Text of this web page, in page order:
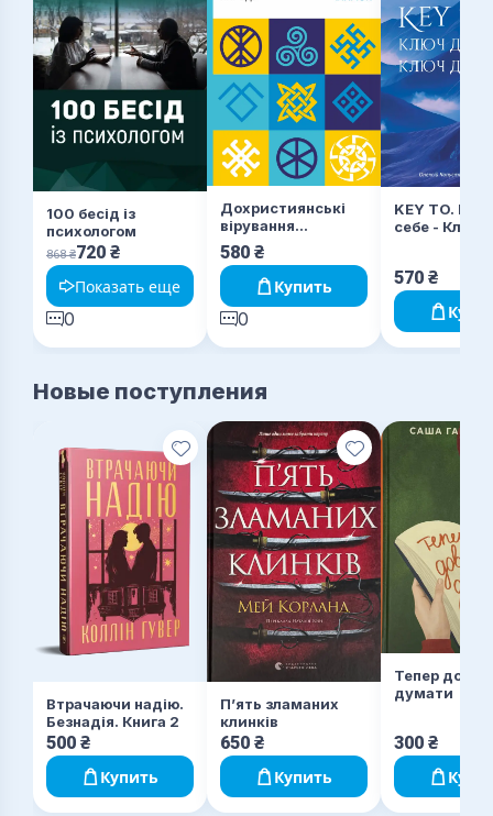
100 бесід із
психологом
868₴720 ₴
Показать еще
0
Дохристиянські
вірування
українського
народу
580 ₴
Купить
0
KEY TO.
себе - Ключ
570 ₴
Новые поступления
Втрачаючи надію.
Безнадія. Книга 2
500 ₴
Купить
П’ять зламаних
клинків
650 ₴
Купить
Тепер
думати
300 ₴